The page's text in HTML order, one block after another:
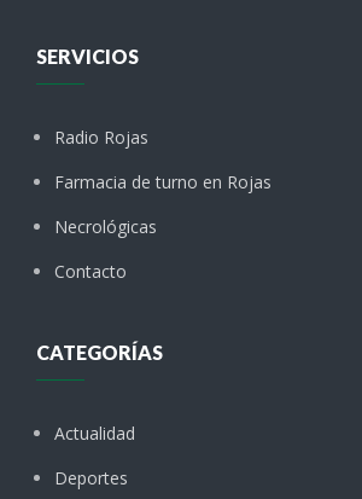
SERVICIOS
Radio Rojas
Farmacia de turno en Rojas
Necrológicas
Contacto
CATEGORÍAS
Actualidad
Deportes